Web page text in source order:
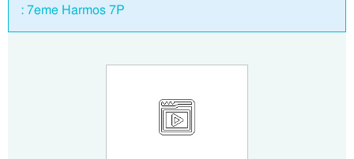
: 7eme Harmos 7P